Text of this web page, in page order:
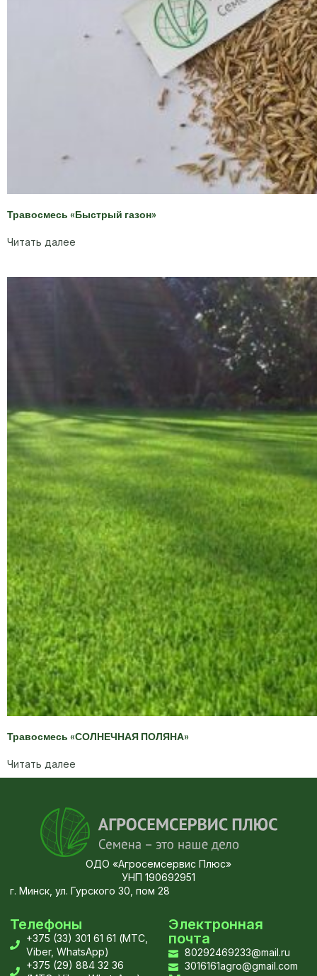
Травосмесь «Быстрый газон»
Читать далее
Травосмесь «СОЛНЕЧНАЯ ПОЛЯНА»
Читать далее
ОДО «Агросемсервис Плюс»
УНП 190692951
г. Минск, ул. Гурского 30, пом 28
Телефоны
+375 (33) 301 61 61 (МТС,
Viber, WhatsApp)
+375 (29) 884 32 36
Электронная
почта
80292469233@mail.ru
3016161agro@gmail.com